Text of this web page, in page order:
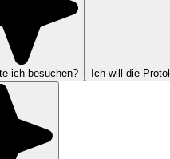
ich besuchen? Ich will die